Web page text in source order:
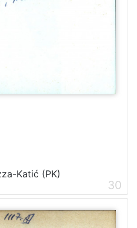
Katić (PK)
30